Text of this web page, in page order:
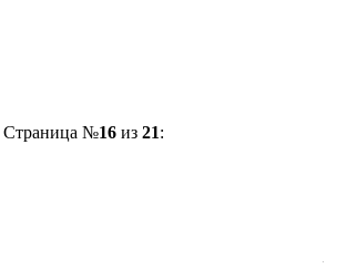
Страница №16из 21: